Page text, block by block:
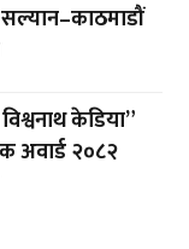
सल्यान–काठमाडौं
केडिया”
अवार्ड २०८२